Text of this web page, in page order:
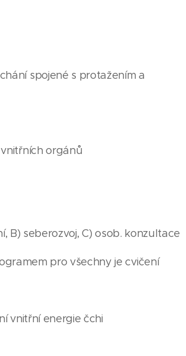
spojené s protažením a
orgánů
B) seberozvoj, C) osob. konzultace
pro všechny je cvičení
vnitřní energie čchi